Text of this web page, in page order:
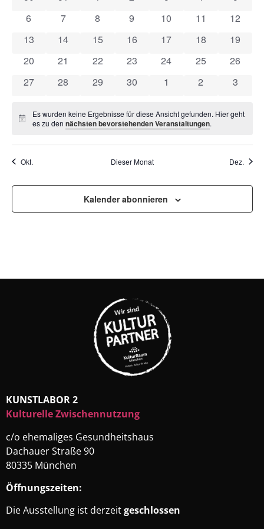
UND
VON
VERANSTALTUNGEN
0 Veranstaltungen
6 0 Veranstaltungen
7 0 Veranstaltungen
8 0 Veranstaltungen
9 0 Veranstaltungen
10 0
11 0
12
0 Veranstaltungen
13 0 Veranstaltungen
14 0 Veranstaltungen
15 0 Veranstaltungen
16 0 Veranstaltungen
17 0
18 0
19
0 Veranstaltungen
20 0 Veranstaltungen
21 0 Veranstaltungen
22 0 Veranstaltungen
23 0 Veranstaltungen
24 0
25 0
26
0 Veranstaltungen
27 0 Veranstaltungen
28 0 Veranstaltungen
29 0 Veranstaltungen
30 0 Veranstaltungen
1 0
2 0
3
Hinweis
Es wurden keine Ergebnisse für diese Ansicht gefunden. Hier geht
es zu dennächsten bevorstehenden Veranstaltungen.
Okt. Dieser Monat Dez.
Kalender abonnieren
KUNSTLABOR 2
Kulturelle Zwischennutzung
c/o ehemaliges Gesundheitshaus
Dachauer Straße 90
80335 München
Öffnungszeiten:
Die Ausstellung ist derzeitgeschlossen